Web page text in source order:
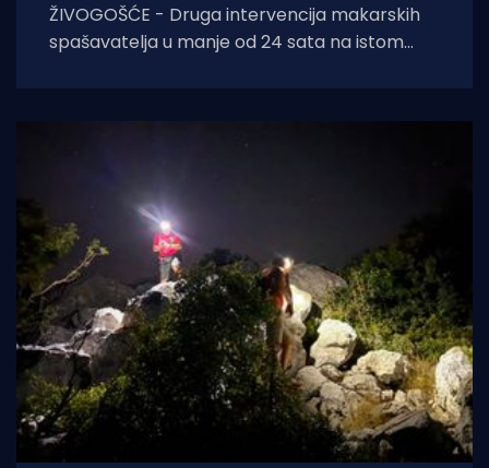
ŽIVOGOŠĆE - Druga intervencija makarskih
spašavatelja u manje od 24 sata na istom